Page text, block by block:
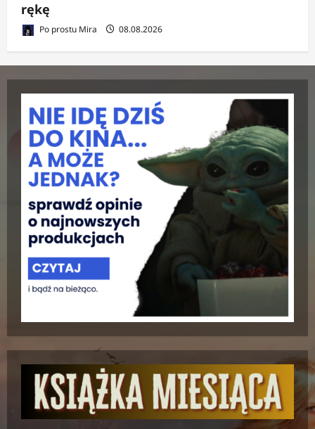
rękę
Po prostu Mira 08.08.2026